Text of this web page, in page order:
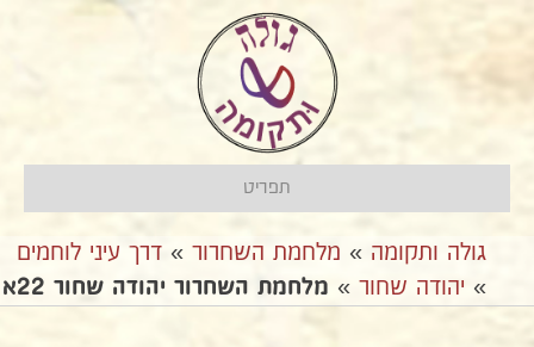
תפריט
גולה ותקומה » מלחמת השחרור » דרך עיני לוחמים
» יהודה שחור » מלחמת השחרור יהודה שחור 22א